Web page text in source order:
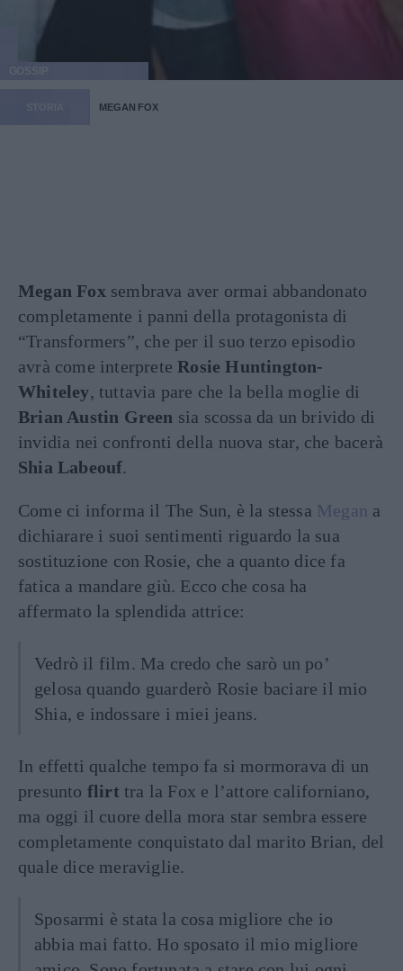
MEGAN FOX
Megan Fox sembrava aver ormai abbandonato
completamente i panni della protagonista di
“Transformers”, che per il suo terzo episodio
avrà come interpreteRosie Huntington-
Whiteley, tuttavia pare che la bella moglie di
Brian Austin Green sia scossa da un brivido di
invidia nei confronti della nuova star, che bacerà
Shia Labeouf.
Come ci informa il The Sun, è la stessa Megan a
dichiarare i suoi sentimenti riguardo la sua
sostituzione con Rosie, che a quanto dice fa
fatica a mandare giù. Ecco che cosa ha
affermato la splendida attrice:
Vedrò il film. Ma credo che sarò un po’
gelosa quando guarderò Rosie baciare il mio
Shia, e indossare i miei jeans.
In effetti qualche tempo fa si mormorava di un
presunto flirt tra la Fox e l’attore californiano,
ma oggi il cuore della mora star sembra essere
completamente conquistato dal marito Brian, del
quale dice meraviglie.
Sposarmi è stata la cosa migliore che io
abbia mai fatto. Ho sposato il mio migliore